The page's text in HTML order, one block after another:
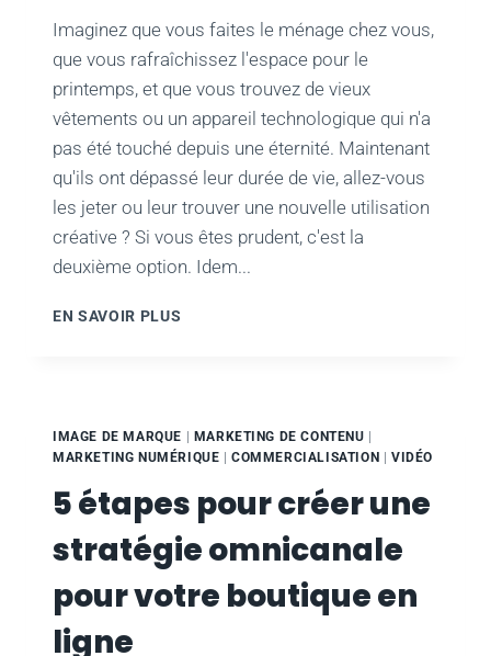
VOTRE
AUDIENCE
Imaginez que vous faites le ménage chez vous,
que vous rafraîchissez l'espace pour le
printemps, et que vous trouvez de vieux
vêtements ou un appareil technologique qui n'a
pas été touché depuis une éternité. Maintenant
qu'ils ont dépassé leur durée de vie, allez-vous
les jeter ou leur trouver une nouvelle utilisation
créative ? Si vous êtes prudent, c'est la
deuxième option. Idem...
EN SAVOIR PLUS
EN
LE
CONTENU
IMAGE DE MARQUE MARKETING DE CONTENU
MARKETING NUMÉRIQUE |COMMERCIALISATION |VIDÉO
5 étapes pour créer une
stratégie omnicanale
pour votre boutique en
ligne